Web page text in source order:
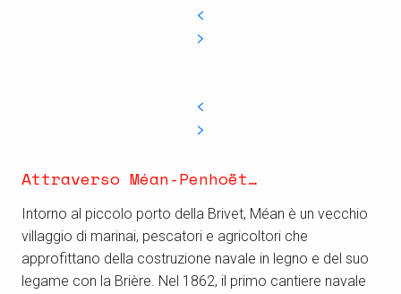
Attraverso Méan-Penhoët…
Intorno al piccolo porto della Brivet, Méan è un vecchio
villaggio di marinai, pescatori e agricoltori che
approfittano della costruzione navale in legno e del suo
legame con la Brière. Nel 1862, il primo cantiere navale